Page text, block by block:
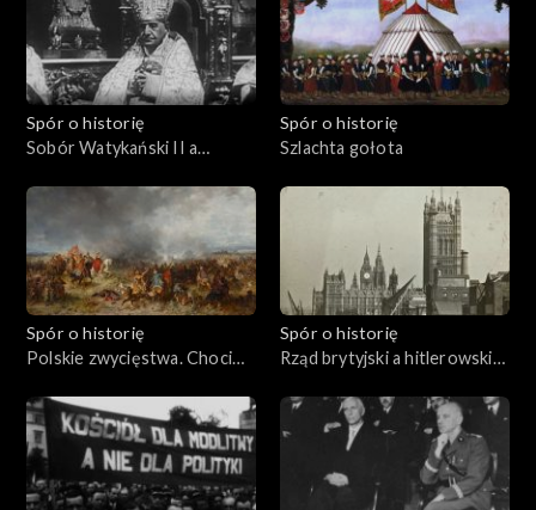
Spór o historię
Sobór Watykański II a
Spór o historię
Szlachta gołota
Spór o historię
Polskie zwycięstwa. Chocim
Spór o historię
Rząd brytyjski a hitlerowskie